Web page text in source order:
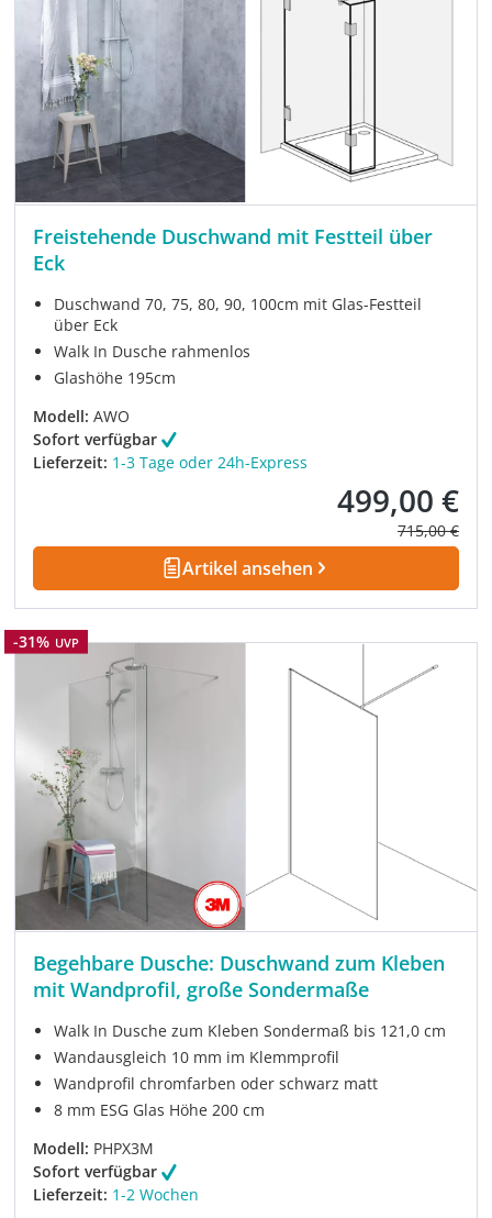
Freistehende Duschwand mit Festteil über
Eck
Duschwand 70, 75, 80, 90, 100cm mit Glas-Festteil
über Eck
Walk In Dusche rahmenlos
Glashöhe 195cm
Modell: AWO
Sofort verfügbar
Lieferzeit: 1-3 Tage oder 24h-Express
Verkaufspreis:
499,00 €
Regulärer
715,00 €
Artikel ansehen
Rabatt
-31% UVP
Begehbare Dusche: Duschwand zum Kleben
mit Wandprofil, große Sondermaße
Walk In Dusche zum Kleben Sondermaß bis 121,0 cm
Wandausgleich 10 mm im Klemmprofil
Wandprofil chromfarben oder schwarz matt
8 mm ESG Glas Höhe 200 cm
Modell: PHPX3M
Sofort verfügbar
Lieferzeit: 1-2 Wochen